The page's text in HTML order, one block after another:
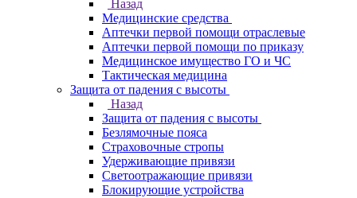
Назад
Медицинские средства
Аптечки первой помощи отраслевые
Аптечки первой помощи по приказу
Медицинское имущество ГО и ЧС
Тактическая медицина
Защита от падения с высоты
Назад
Защита от падения с высоты
Безлямочные пояса
Страховочные стропы
Удерживающие привязи
Светоотражающие привязи
Блокирующие устройства